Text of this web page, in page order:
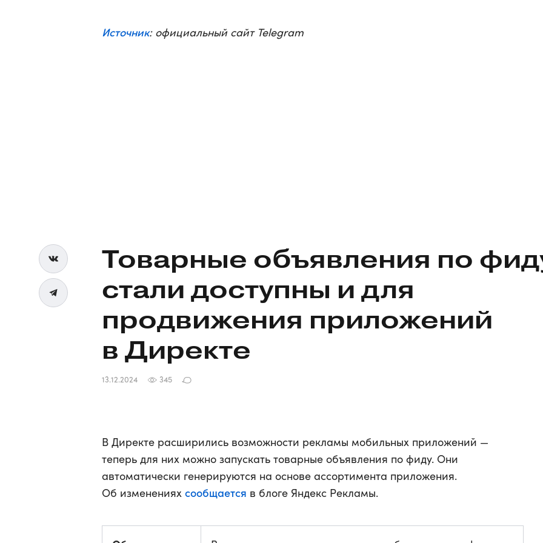
Источник: официальный сайт Telegram
Товарные объявления по
стали доступны и для
продвижения приложений
в Директе
13.12.2024 345
В Директе расширились возможности рекламы мобильных приложений —
теперь для них можно запускать товарные объявления по фиду. Они
автоматически генерируются на основе ассортимента приложения.
Об изменениях сообщается в блоге Яндекс Рекламы.